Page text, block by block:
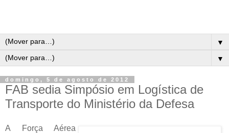
▼
▼
domingo, 5 de agosto de 2012
FAB sedia Simpósio em Logística de
Transporte do Ministério da Defesa
A Força Aérea